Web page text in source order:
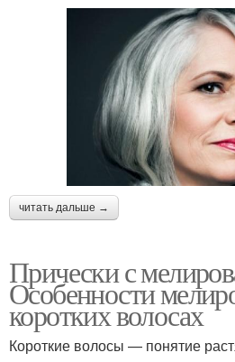
читать дальше →
Прически с
Особенности
коротких волосах
Короткие волосы — понятие